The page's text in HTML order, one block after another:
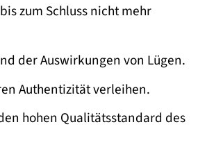
zum Schluss nicht mehr
der Auswirkungen von Lügen.
Authentizität verleihen.
hohen Qualitätsstandard des